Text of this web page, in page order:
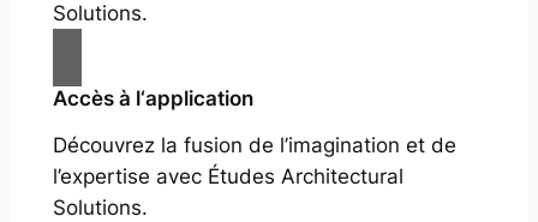
Solutions.
Accès à l‘application
Découvrez la fusion de l’imagination et de
l’expertise avec Études Architectural
Solutions.